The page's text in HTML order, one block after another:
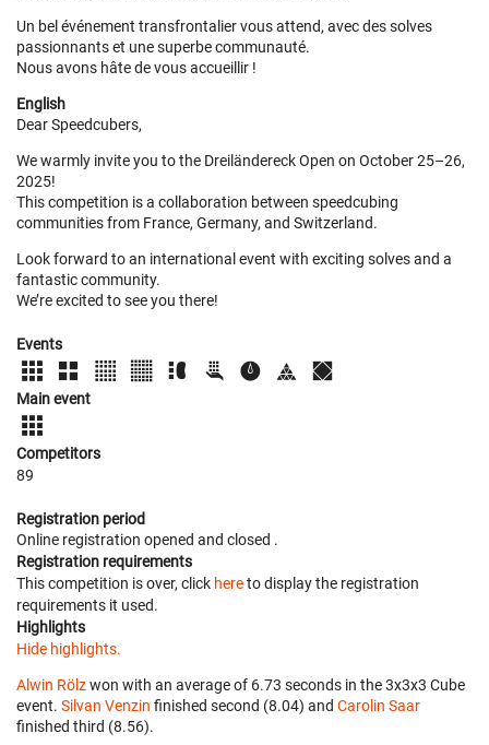
Un bel événement transfrontalier vous attend, avec des solves
passionnants et une superbe communauté.
Nous avons hâte de vous accueillir !
English
Dear Speedcubers,
We warmly invite you to the Dreiländereck Open on October 25–26,
2025!
This competition is a collaboration between speedcubing
communities from France, Germany, and Switzerland.
Look forward to an international event with exciting solves and a
fantastic community.
We’re excited to see you there!
Events
Main event
Competitors
89
Registration period
Online registration opened and closed .
Registration requirements
This competition is over, click hereto display the registration
requirements it used.
Highlights
Hide highlights.
Alwin Rölzwon with an average of 6.73 seconds in the 3x3x3 Cube
event. Silvan Venzin finished second (8.04) and Carolin Saar
finished third (8.56).